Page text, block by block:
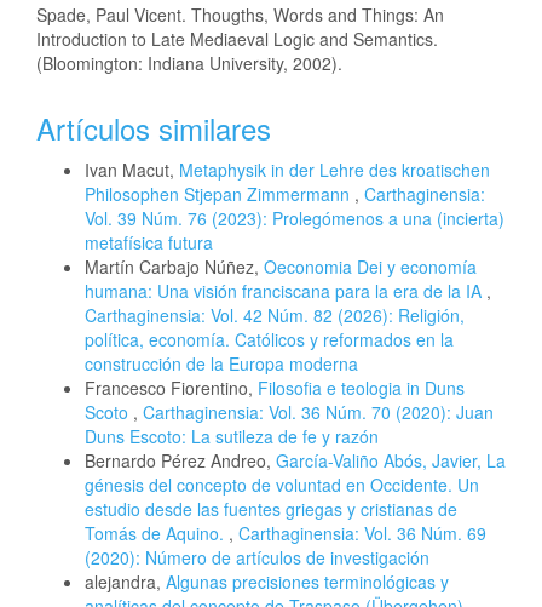
Spade, Paul Vicent. Thougths, Words and Things: An
Introduction to Late Mediaeval Logic and Semantics.
(Bloomington: Indiana University, 2002).
Artículos similares
Ivan Macut, Metaphysik in der Lehre des kroatischen
Philosophen Stjepan Zimmermann , Carthaginensia:
Vol. 39 Núm. 76 (2023): Prolegómenos a una (incierta)
metafísica futura
Martín Carbajo Núñez, Oeconomia Dei y economía
humana: Una visión franciscana para la era de la IA ,
Carthaginensia: Vol. 42 Núm. 82 (2026): Religión,
política, economía. Católicos y reformados en la
construcción de la Europa moderna
Francesco Fiorentino, Filosofia e teologia in Duns
Scoto , Carthaginensia: Vol. 36 Núm. 70 (2020): Juan
Duns Escoto: La sutileza de fe y razón
Bernardo Pérez Andreo, García-Valiño Abós, Javier, La
génesis del concepto de voluntad en Occidente. Un
estudio desde las fuentes griegas y cristianas de
Tomás de Aquino. , Carthaginensia: Vol. 36 Núm. 69
(2020): Número de artículos de investigación
alejandra, Algunas precisiones terminológicas y